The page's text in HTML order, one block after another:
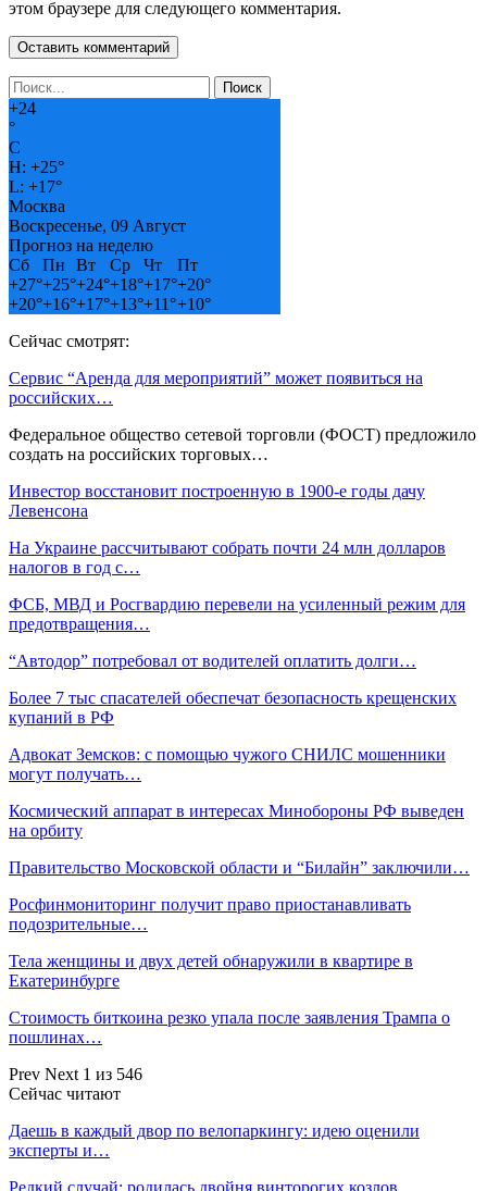
этом браузере для следующего комментария.
+24
°
C
H: +25°
L: +17°
Москва
Воскресенье, 09 Август
Прогноз на неделю
Сб
Пн Вт Ср Чт
Пт
+27°+25°+24°+18°+17°+20°
+20°+16°+17°+13°+11°+10°
Сейчас смотрят:
Сервис “Аренда для мероприятий” может появиться на
российских…
Федеральное общество сетевой торговли (ФОСТ) предложило
создать на российских торговых…
Инвестор восстановит построенную в 1900-е годы дачу
Левенсона
На Украине рассчитывают собрать почти 24 млн долларов
налогов в год с…
ФСБ, МВД и Росгвардию перевели на усиленный режим для
предотвращения…
“Автодор” потребовал от водителей оплатить долги…
‍Более 7 тыс спасателей обеспечат безопасность крещенских
купаний в РФ
Адвокат Земсков: с помощью чужого СНИЛС мошенники
могут получать…
Космический аппарат в интересах Минобороны РФ выведен
на орбиту
Правительство Московской области и “Билайн” заключили…
Росфинмониторинг получит право приостанавливать
подозрительные…
Тела женщины и двух детей обнаружили в квартире в
Екатеринбурге
Стоимость биткоина резко упала после заявления Трампа о
пошлинах…
Prev Next 1 из 546
Сейчас читают
Даешь в каждый двор по велопаркингу: идею оценили
эксперты и…
Редкий случай: родилась двойня винторогих козлов